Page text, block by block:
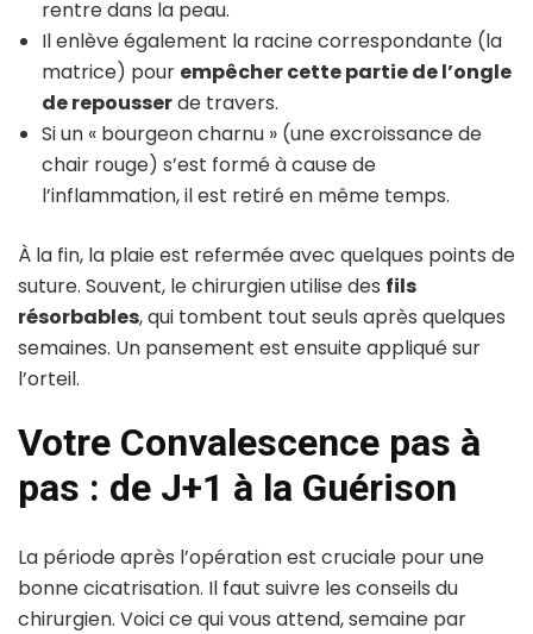
rentre dans la peau.
Il enlève également la racine correspondante (la
matrice) pour empêcher cette partie de l’ongle
de repousserde travers.
Si un « bourgeon charnu » (une excroissance de
chair rouge) s’est formé à cause de
l’inflammation, il est retiré en même temps.
À la fin, la plaie est refermée avec quelques points de
suture. Souvent, le chirurgien utilise des fils
résorbables, qui tombent tout seuls après quelques
semaines. Un pansement est ensuite appliqué sur
l’orteil.
Votre Convalescence pas à
pas : de J+1 à la Guérison
La période après l’opération est cruciale pour une
bonne cicatrisation. Il faut suivre les conseils du
chirurgien. Voici ce qui vous attend, semaine par